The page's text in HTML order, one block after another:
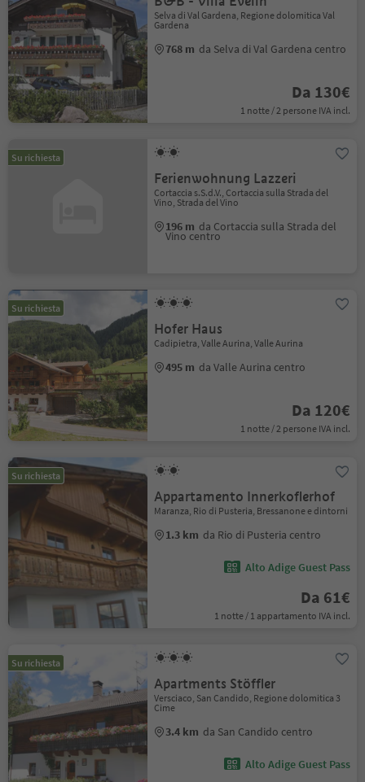
Selva di Val Gardena, Regione dolomitica Val
Gardena
768 m da Selva di Val Gardena centro
Da 130€
1 notte / 2 persone IVA incl.
Su richiesta
Ferienwohnung Lazzeri
Cortaccia s.S.d.V., Cortaccia sulla Strada del
Vino, Strada del Vino
196 m da Cortaccia sulla Strada del
Vino centro
Su richiesta
Hofer Haus
Cadipietra, Valle Aurina, Valle Aurina
495 m da Valle Aurina centro
Da 120€
1 notte / 2 persone IVA incl.
Su richiesta
Appartamento Innerkoflerhof
Maranza, Rio di Pusteria, Bressanone e dintorni
1.3 km da Rio di Pusteria centro
Alto Adige Guest Pass
Da 61€
1 notte / 1 appartamento IVA incl.
Su richiesta
Apartments Stöffler
Versciaco, San Candido, Regione dolomitica 3
Cime
3.4 km da San Candido centro
Alto Adige Guest Pass